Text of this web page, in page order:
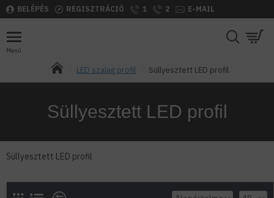
BELÉPÉS REGISZTRÁCIÓ 1 2 E-MAIL
LED szalag profil Süllyesztett LED profil
Süllyesztett LED profil
Süllyesztett LED profil